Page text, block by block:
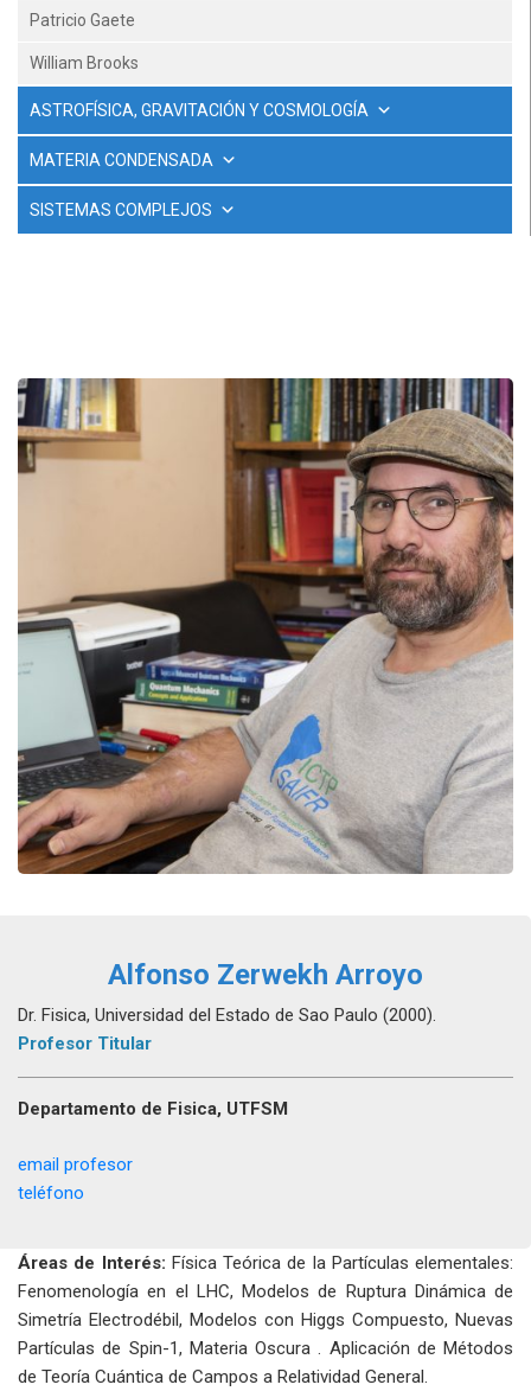
Patricio Gaete
William Brooks
ASTROFÍSICA, GRAVITACIÓN Y COSMOLOGÍA
MATERIA CONDENSADA
SISTEMAS COMPLEJOS
Alfonso Zerwekh Arroyo
Dr. Fisica, Universidad del Estado de Sao Paulo (2000).
Profesor Titular
Departamento de Fisica, UTFSM
email profesor
teléfono
Áreas de Interés: Física Teórica de la Partículas elementales:
Fenomenología en el LHC, Modelos de Ruptura Dinámica de
Simetría Electrodébil, Modelos con Higgs Compuesto, Nuevas
Partículas de Spin-1, Materia Oscura . Aplicación de Métodos
de Teoría Cuántica de Campos a Relatividad General.